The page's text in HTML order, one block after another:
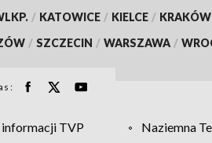
/ KATOWICE / KIELCE / KRAKÓW
/ SZCZECIN / WARSZAWA /
TVP Naziemna